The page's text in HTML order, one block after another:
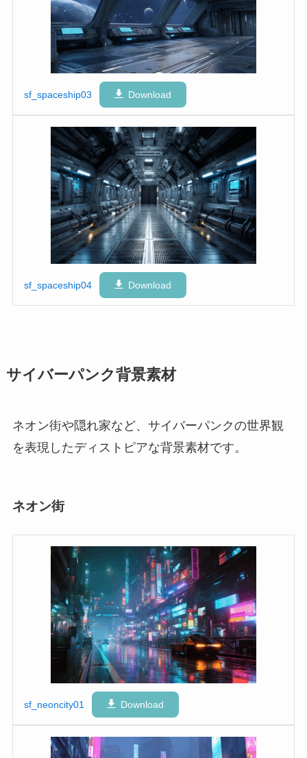
sf_spaceship03 Download
sf_spaceship04 Download
サイバーパンク背景素材
ネオン街や隠れ家など、サイバーパンクの世界観
を表現したディストピアな背景素材です。
ネオン街
sf_neoncity01 Download